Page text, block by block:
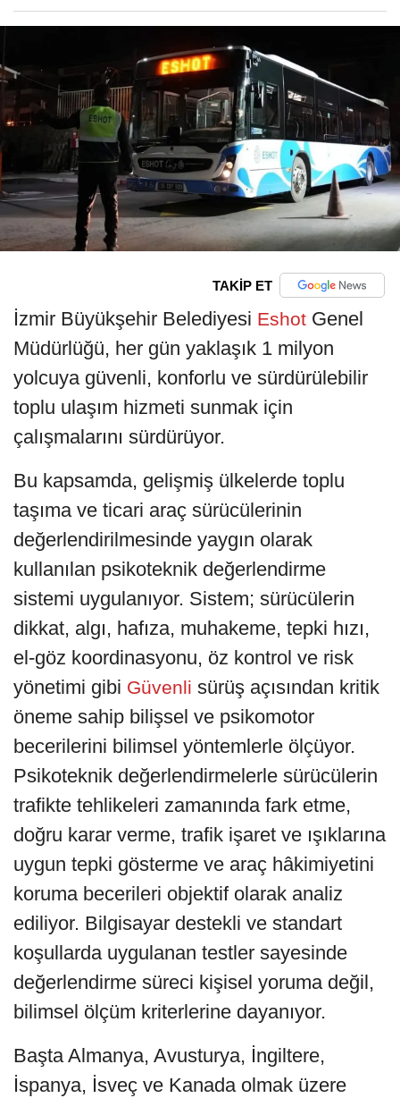
TAKİP ET
İzmir Büyükşehir Belediyesi Eshot Genel
Müdürlüğü, her gün yaklaşık 1 milyon
yolcuya güvenli, konforlu ve sürdürülebilir
toplu ulaşım hizmeti sunmak için
çalışmalarını sürdürüyor.
Bu kapsamda, gelişmiş ülkelerde toplu
taşıma ve ticari araç sürücülerinin
değerlendirilmesinde yaygın olarak
kullanılan psikoteknik değerlendirme
sistemi uygulanıyor. Sistem; sürücülerin
dikkat, algı, hafıza, muhakeme, tepki hızı,
el-göz koordinasyonu, öz kontrol ve risk
yönetimi gibi Güvenli sürüş açısından kritik
öneme sahip bilişsel ve psikomotor
becerilerini bilimsel yöntemlerle ölçüyor.
Psikoteknik değerlendirmelerle sürücülerin
trafikte tehlikeleri zamanında fark etme,
doğru karar verme, trafik işaret ve ışıklarına
uygun tepki gösterme ve araç hâkimiyetini
koruma becerileri objektif olarak analiz
ediliyor. Bilgisayar destekli ve standart
koşullarda uygulanan testler sayesinde
değerlendirme süreci kişisel yoruma değil,
bilimsel ölçüm kriterlerine dayanıyor.
Başta Almanya, Avusturya, İngiltere,
İspanya, İsveç ve Kanada olmak üzere